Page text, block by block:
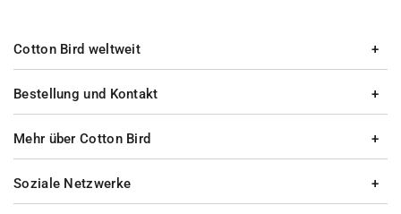
Bestellung und Kontakt
Mehr über Cotton Bird
Cotton Bird weltweit
Soziale Netzwerke